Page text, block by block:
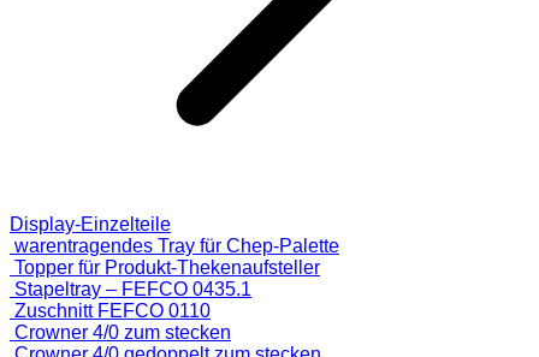
Display-Einzelteile
warentragendes Tray für Chep-Palette
Topper für Produkt-Thekenaufsteller
Stapeltray – FEFCO 0435.1
Zuschnitt FEFCO 0110
Crowner 4/0 zum stecken